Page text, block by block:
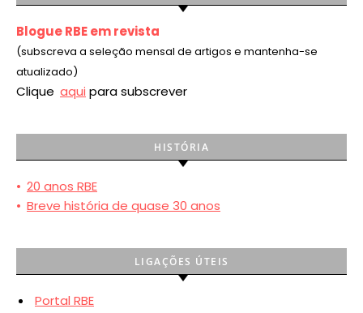
Blogue RBE em revista
(subscreva a seleção mensal de artigos e mantenha-se
atualizado)
Clique aqui para subscrever
HISTÓRIA
• 20 anos RBE
• Breve história de quase 30 anos
LIGAÇÕES ÚTEIS
Portal RBE